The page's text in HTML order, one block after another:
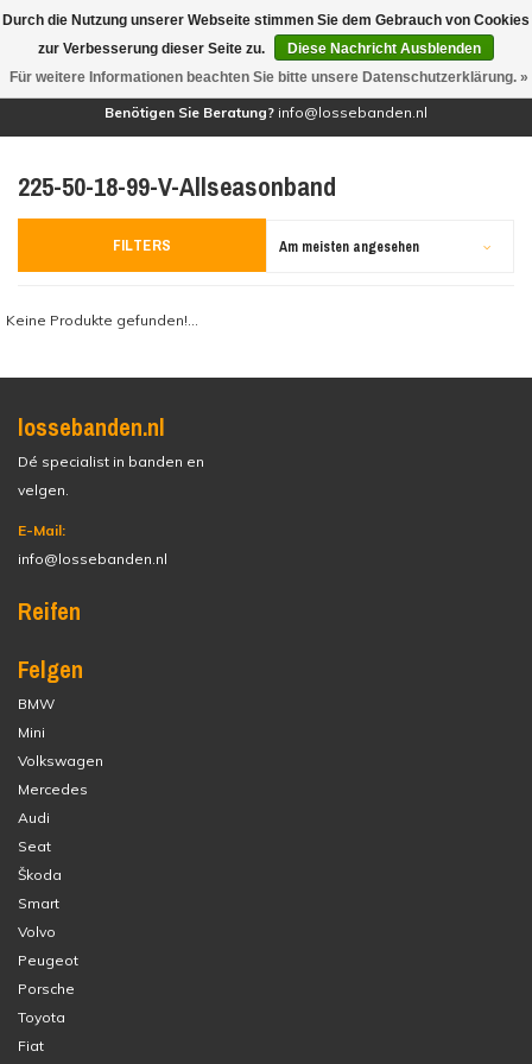
(0)
Benötigen Sie Beratung? info@lossebanden.nl
225-50-18-99-V-Allseasonband
FILTERS Am meisten angesehen
Keine Produkte gefunden!...
lossebanden.nl
Dé specialist in banden en
velgen.
E-Mail:
info@lossebanden.nl
Reifen
Felgen
BMW
Mini
Volkswagen
Mercedes
Audi
Seat
Škoda
Smart
Volvo
Peugeot
Porsche
Toyota
Fiat
Durch die Nutzung unserer Webseite stimmen Sie dem Gebrauch von Cookies
zur Verbesserung dieser Seite zu.
Diese Nachricht Ausblenden
Für weitere Informationen beachten Sie bitte unsere Datenschutzerklärung. »